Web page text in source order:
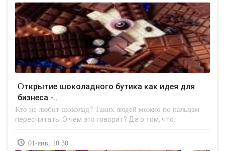
Открытие шоколадного бутика как идея для
бизнеса -..
Кто не любит шоколад? Таких людей можно по пальцам
пересчитать. О чем это говорит? Да о том, что..
01-янв, 10:30